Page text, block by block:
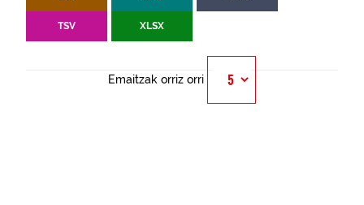
TSV XLSX
Emaitzak orriz orri